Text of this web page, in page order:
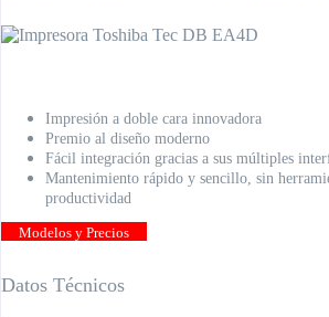
Impresión a doble cara innovadora
Premio al diseño moderno
Fácil integración gracias a sus múltiples
Mantenimiento rápido y sencillo, sin
productividad
Modelos y Precios
Datos Técnicos